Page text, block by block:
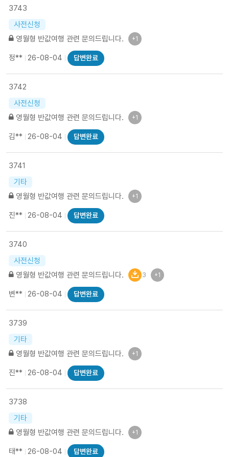
3743
사전신청
영월형 반값여행 관련 문의드립니다.
+1
정** 26-08-04 답변완료
3742
사전신청
영월형 반값여행 관련 문의드립니다.
+1
김** 26-08-04 답변완료
3741
기타
영월형 반값여행 관련 문의드립니다.
+1
진** 26-08-04 답변완료
3740
사전신청
영월형 반값여행 관련 문의드립니다.
3 +1
변** 26-08-04 답변완료
3739
기타
영월형 반값여행 관련 문의드립니다.
+1
진** 26-08-04 답변완료
3738
기타
영월형 반값여행 관련 문의드립니다.
+1
태** 26-08-04 답변완료